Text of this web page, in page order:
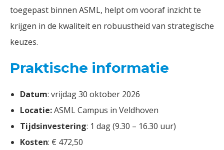
toegepast binnen ASML, helpt om vooraf inzicht te
krijgen in de kwaliteit en robuustheid van strategische
keuzes.
Praktische informatie
Datum: vrijdag 30 oktober 2026
Locatie:ASML Campus in Veldhoven
Tijdsinvestering: 1 dag (9.30 – 16.30 uur)
Kosten: € 472,50